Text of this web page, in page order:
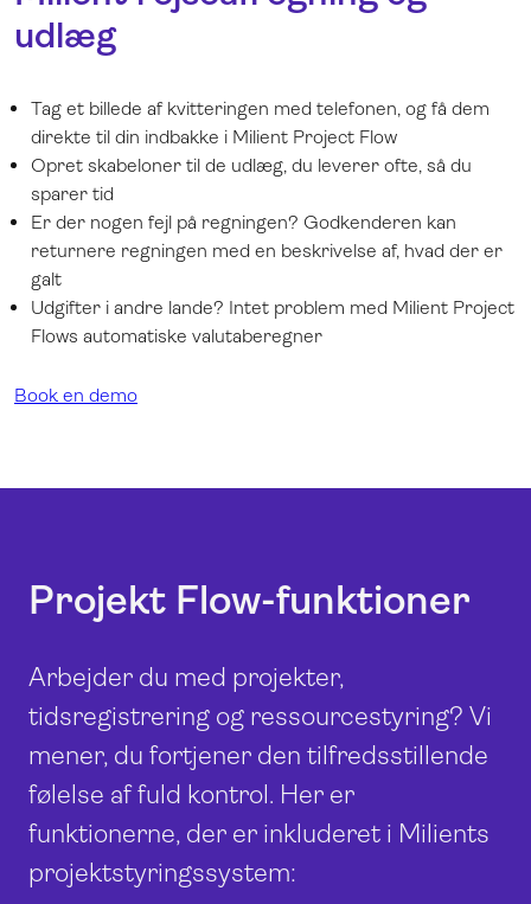
udlæg
Tag et billede af kvitteringen med telefonen, og få dem
direkte til din indbakke i Milient Project Flow
Opret skabeloner til de udlæg, du leverer ofte, så du
sparer tid
Er der nogen fejl på regningen? Godkenderen kan
returnere regningen med en beskrivelse af, hvad der er
galt
Udgifter i andre lande? Intet problem med Milient Project
Flows automatiske valutaberegner
Book en demo
Projekt Flow-funktioner
Arbejder du med projekter,
tidsregistrering og ressourcestyring? Vi
mener, du fortjener den tilfredsstillende
følelse af fuld kontrol. Her er
funktionerne, der er inkluderet i Milients
projektstyringssystem: